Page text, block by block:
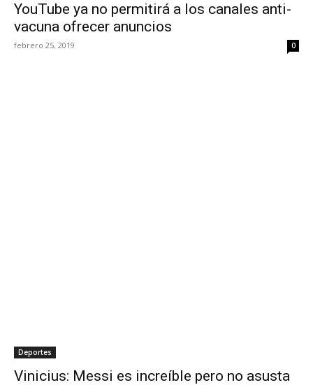
YouTube ya no permitirá a los canales anti-
vacuna ofrecer anuncios
febrero 25, 2019 0
Deportes
Vinicius: Messi es increíble pero no asusta